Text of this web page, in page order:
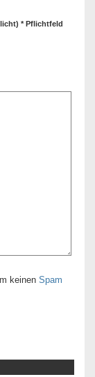
* Pflichtfeld
keinen Spam